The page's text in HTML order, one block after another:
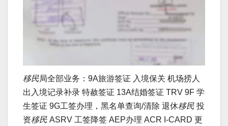
移民局全部业务：9A旅游签证 入境保关 机场捞人
出入境记录补录 特赦签证 13A结婚签证 TRV 9F 学
生签证 9G工签办理，黑名单查询/清除 退休移民 投
资移民 ASRV 工签降签 AEP办理 ACR I-CARD 更